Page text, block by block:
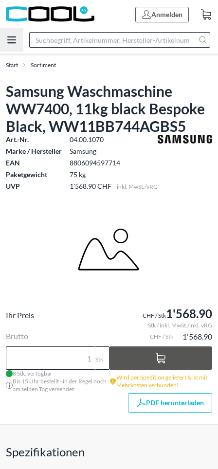
Anmelden
Start Sortiment
Samsung Waschmaschine
WW7400, 11kg black Bespoke
Black, WW11BB744AGBS5
Art.-Nr.
04.00.1070
Marke / Hersteller
Samsung
EAN
8806094597714
Paketgewicht
75 kg
UVP
1'568.90 CHF inkl. MwSt./vRG
Ihr Preis CHF / Stk1'568.90
Stk / inkl. MwSt./inkl. vRG
Brutto CHF / Stk 1'568.90
Stk
8 Stk. verfügbar
Bis 15 Uhr bestellt - in der Regel noch
am selben Tag versendet
Wird per Spedition geliefert & ist mit
Mehrkosten verbunden!
PDF herunterladen
Spezifikationen